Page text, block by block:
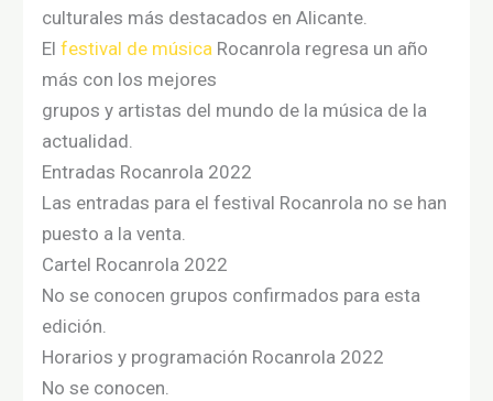
culturales más destacados en Alicante.
El festival de música Rocanrola regresa un año
más con los mejores
gruposy artistas del mundo de la música de la
actualidad.
Entradas Rocanrola 2022
Las entradas para el festival Rocanrola no se han
puesto a la venta.
Cartel Rocanrola 2022
No se conocen grupos confirmados para esta
edición.
Horarios y programación Rocanrola 2022
No se conocen.